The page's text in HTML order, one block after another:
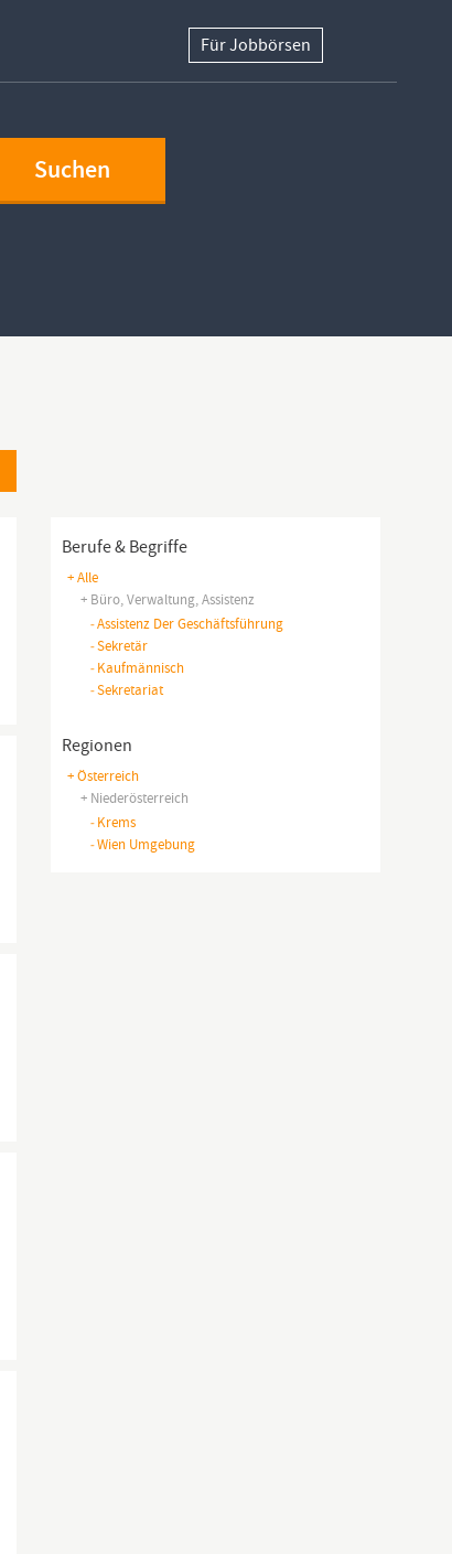
Für Jobbörsen
Berufe & Begriffe
+ Alle
+ Büro, Verwaltung, Assistenz
-Assistenz Der Geschäftsführung
-Sekretär
-Kaufmännisch
-Sekretariat
Regionen
+ Österreich
+ Niederösterreich
-Krems
-Wien Umgebung